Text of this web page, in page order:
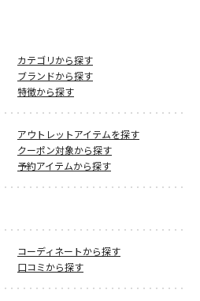
カテゴリから探す
ブランドから探す
特徴から探す
アウトレットアイテムを探す
クーポン対象から探す
予約アイテムから探す
コーディネートから探す
口コミから探す